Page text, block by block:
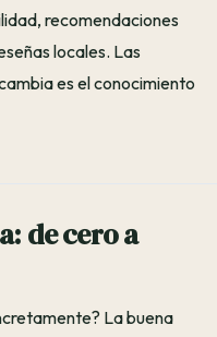
recomendaciones
locales. Las
es el conocimiento
de cero a
La buena